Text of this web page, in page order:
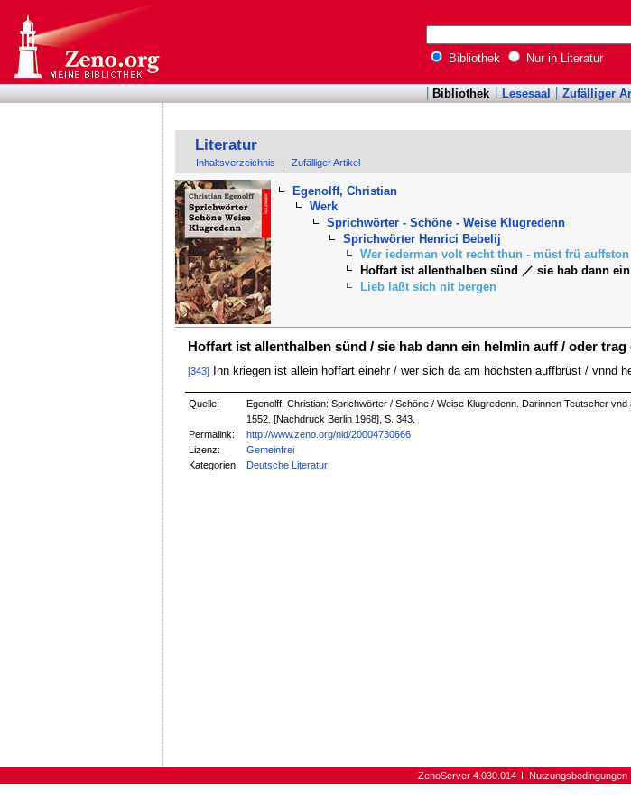
Bibliothek Nur in Literatur
Bibliothek Lesesaal Zufälliger
Literatur
Inhaltsverzeichnis Zufälliger Artikel
Egenolff, Christian
Werk
Sprichwörter - Schöne - Weise Klugredenn
Sprichwörter Henrici Bebelij
Wer iederman volt recht thun - müst frü auffston
Hoffart ist allenthalben sünd ／ sie hab dann
Lieb laßt sich nit bergen
Hoffart ist allenthalben sünd / sie hab dann ein helmlin auff / oder trag
[343]Inn kriegen ist allein hoffart einehr / wer sich da am höchsten auffbrüst / vnnd
Quelle:
Egenolff, Christian: Sprichwörter / Schöne / Weise Klugredenn. Darinnen Teutscher
1552. [Nachdruck Berlin 1968], S. 343.
Permalink:
http://www.zeno.org/nid/20004730666
Lizenz:
Gemeinfrei
Kategorien:
Deutsche Literatur
ZenoServer 4.030.014 Nutzungsbedingungen